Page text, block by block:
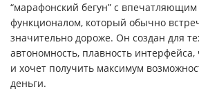
“марафонский бегун” с
функционалом, который обычно
значительно дороже. Он создан для
автономность, плавность
и хочет получить максимум
деньги.